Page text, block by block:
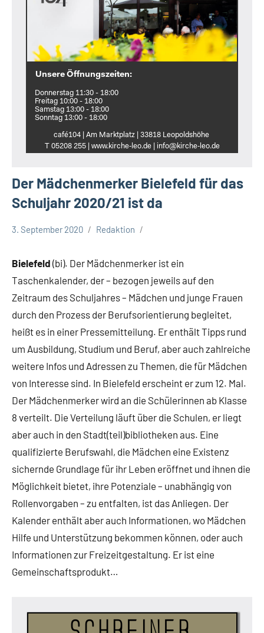
Unsere Öffnungszeiten:
Donnerstag 11:30 - 18:00
Freitag 10:00 - 18:00
Samstag 13:00 - 18:00
Sonntag 13:00 - 18:00
café104 | Am Marktplatz | 33818 Leopoldshöhe
T 05208 255 | www.kirche‑leo.de | info@kirche‑leo.de
Der Mädchenmerker Bielefeld für das
Schuljahr 2020/21 ist da
3. September 2020 Redaktion
Bielefeld (bi). Der Mädchenmerker ist ein
Taschenkalender, der – bezogen jeweils auf den
Zeitraum des Schuljahres – Mädchen und junge Frauen
durch den Prozess der Berufsorientierung begleitet,
heißt es in einer Pressemitteilung. Er enthält Tipps rund
um Ausbildung, Studium und Beruf, aber auch zahlreiche
weitere Infos und Adressen zu Themen, die für Mädchen
von Interesse sind. In Bielefeld erscheint er zum 12. Mal.
Der Mädchenmerker wird an die Schülerinnen ab Klasse
8 verteilt. Die Verteilung läuft über die Schulen, er liegt
aber auch in den Stadt(teil)bibliotheken aus. Eine
qualifizierte Berufswahl, die Mädchen eine Existenz
sichernde Grundlage für ihr Leben eröffnet und ihnen die
Möglichkeit bietet, ihre Potenziale – unabhängig von
Rollenvorgaben – zu entfalten, ist das Anliegen. Der
Kalender enthält aber auch Informationen, wo Mädchen
Hilfe und Unterstützung bekommen können, oder auch
Informationen zur Freizeitgestaltung. Er ist eine
Gemeinschaftsprodukt…